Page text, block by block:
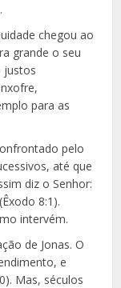
chegou ao
grande o seu
justos
para as
pelo
até que
diz o Senhor:
8:1).
intervém.
de Jonas. O
e
Mas, séculos